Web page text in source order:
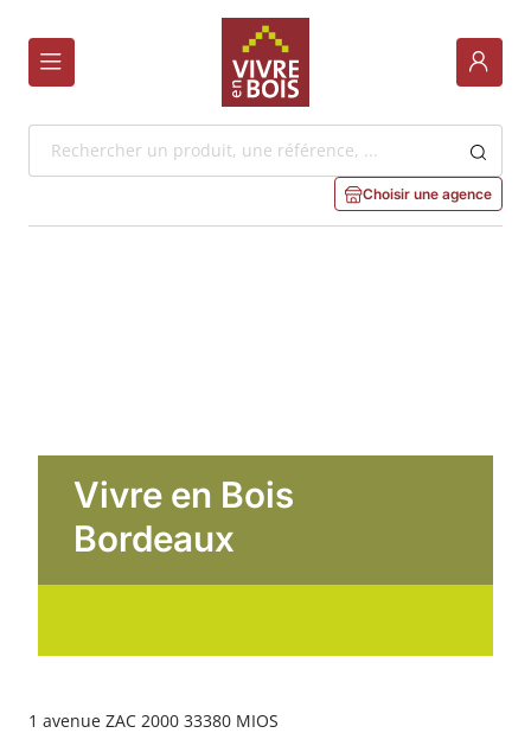
Skip
to
Main
Content
Choisir une agence
Choisir une agence
Vivre en Bois
Bordeaux
1 avenue ZAC 2000 33380 MIOS